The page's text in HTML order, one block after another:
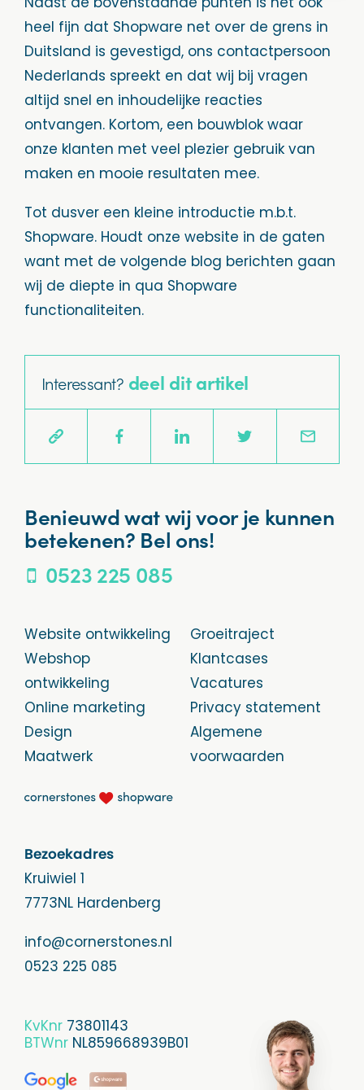
heel fijn dat Shopware net over de grens in
Duitsland is gevestigd, ons contactpersoon
Nederlands spreekt en dat wij bij vragen
altijd snel en inhoudelijke reacties
ontvangen. Kortom, een bouwblok waar
onze klanten met veel plezier gebruik van
maken en mooie resultaten mee.
Tot dusver een kleine introductie m.b.t.
Shopware. Houdt onze website in de gaten
want met de volgende blog berichten gaan
wij de diepte in qua Shopware
functionaliteiten.
Interessant?deel dit artikel
Benieuwd wat wij voor je kunnen
betekenen? Bel ons!
0523 225 085
Website ontwikkeling
Webshop
ontwikkeling
Online marketing
Design
Maatwerk
Groeitraject
Klantcases
Vacatures
Privacy statement
Algemene
voorwaarden
Bezoekadres
Kruiwiel 1
7773NL Hardenberg
info@cornerstones.nl
0523 225 085
KvKnr 73801143
BTWnr NL859668939B01